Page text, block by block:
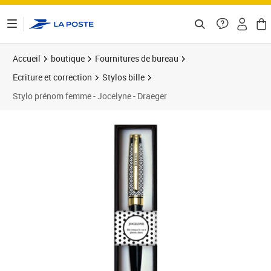
Accueil boutique
Fournitures de bureau
Ecriture et correction
Stylos bille
Stylo prénom femme - Jocelyne - Draeger